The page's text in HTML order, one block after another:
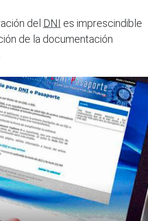
del DNI es imprescindible
de la documentación